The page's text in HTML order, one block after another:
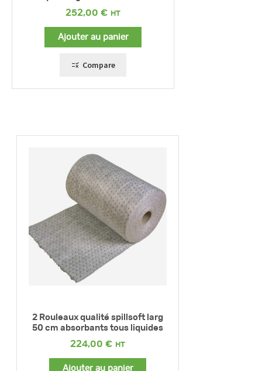
252,00 €
Ajouter au panier
Compare
2 Rouleaux qualité spillsoft larg
50 cm absorbants tous liquides
224,00 €
Ajouter au panier